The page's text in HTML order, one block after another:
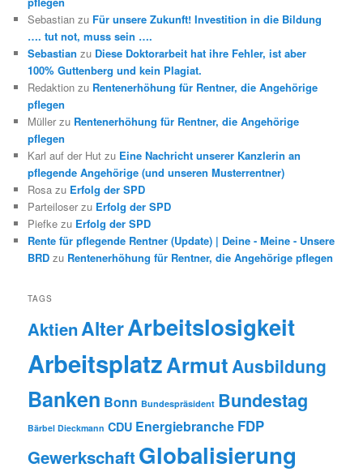
Sebastian zu Für unsere Zukunft! Investition in die Bildung
…. tut not, muss sein ….
Sebastian zu Diese Doktorarbeit hat ihre Fehler, ist aber
100% Guttenberg und kein Plagiat.
Redaktion zu Rentenerhöhung für Rentner, die Angehörige
pflegen
Müller zu Rentenerhöhung für Rentner, die Angehörige
pflegen
Karl auf der Hut zu Eine Nachricht unserer Kanzlerin an
pflegende Angehörige (und unseren Musterrentner)
Rosa zu Erfolg der SPD
Parteiloser zu Erfolg der SPD
Piefke zu Erfolg der SPD
Rente für pflegende Rentner (Update) | Deine - Meine - Unsere
BRD zu Rentenerhöhung für Rentner, die Angehörige pflegen
TAGS
AktienAlterArbeitslosigkeit
ArbeitsplatzArmut Ausbildung
Banken Bonn Bundespräsident Bundestag
Bärbel Dieckmann CDU Energiebranche FDP
GewerkschaftGlobalisierung